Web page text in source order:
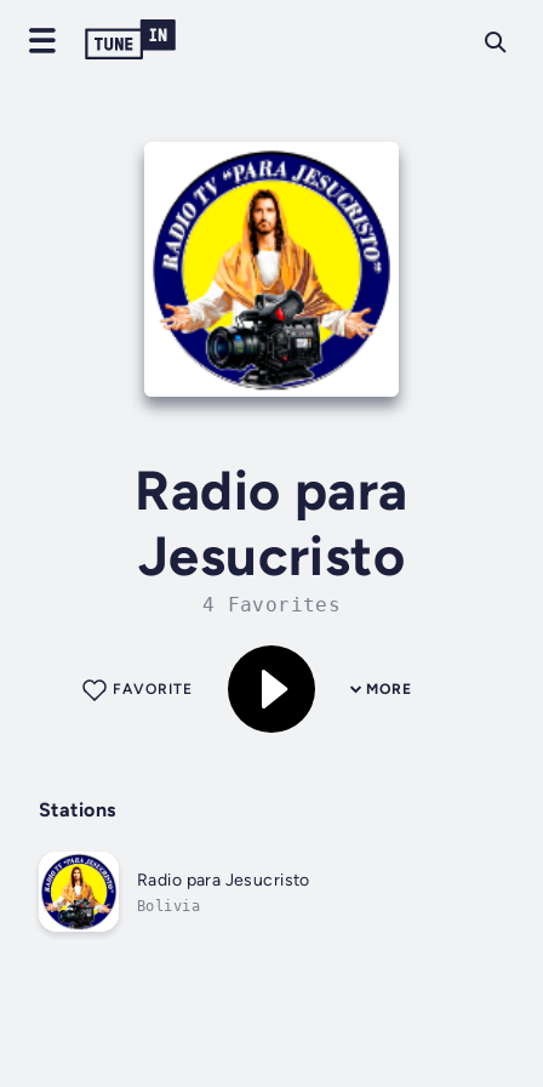
Radio para
Jesucristo
4 Favorites
MORE
FAVORITE
Stations
Radio para Jesucristo
Bolivia